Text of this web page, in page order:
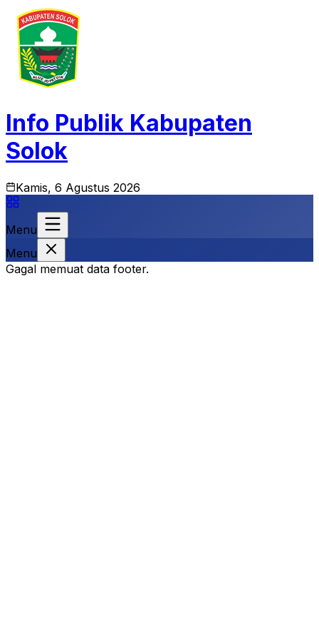
Info Publik Kabupaten
Solok
Kamis, 6 Agustus 2026
Menu
Menu
Gagal memuat data footer.